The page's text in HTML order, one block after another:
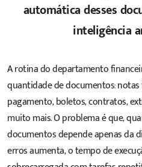
automática desses
inteligência
A rotina do departamento
quantidade de documentos:notas
pagamento, boletos, contratos,
muito mais. O problema é que,
documentos depende apenas da
erros aumenta, o tempo de